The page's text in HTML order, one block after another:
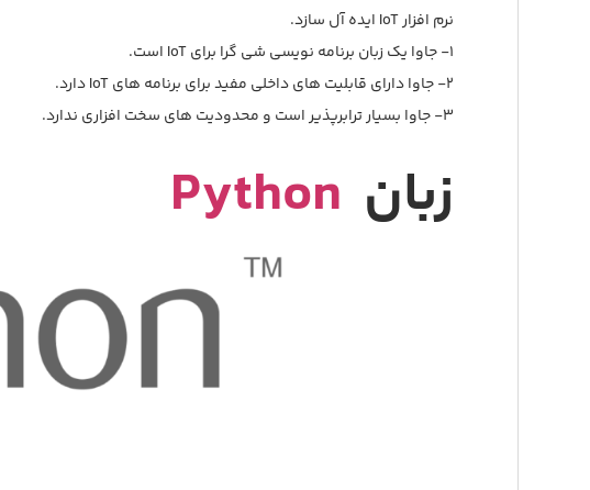
نرم افزار IoT ایده آل سازد.
1- جاوا یک زبان برنامه نویسی شی گرا برای IoT است.
2- جاوا دارای قابلیت های داخلی مفید برای برنامه های IoT دارد.
3- جاوا بسیار ترابرپذیر است و محدودیت های سخت افزاری ندارد.
زبان Python